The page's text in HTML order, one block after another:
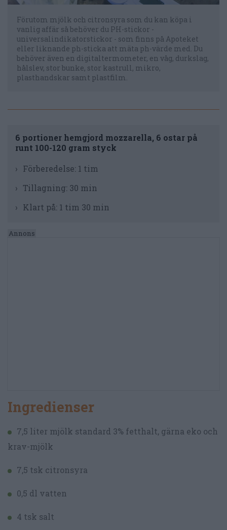
Förutom mjölk och citronsyra som du kan köpa i
vanlig affär så behöver du PH-stickor -
universalindikatorstickor - som finns på Apoteket
eller liknande ph-sticka att mäta ph-värde med. Du
behöver även en digitaltermometer, en våg, durkslag,
hålslev, stor bunke, stor kastrull, mikro,
plasthandskar samt plastfilm.
6 portioner hemgjord mozzarella, 6 ostar på
runt 100-120 gram styck
Förberedelse: 1 tim
Tillagning: 30 min
Klart på: 1 tim 30 min
Ingredienser
7,5 liter mjölk standard 3% fetthalt, gärna eko och
krav-mjölk
7,5 tsk citronsyra
0,5 dl vatten
4 tsk salt